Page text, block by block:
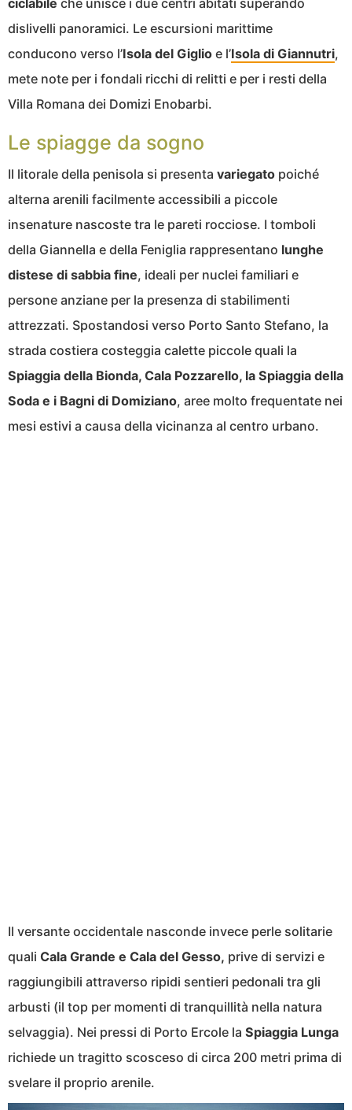
ciclabile che unisce i due centri abitati superando
dislivelli panoramici. Le escursioni marittime
conducono verso l’Isola del Giglio e l’Isola di Giannutri,
mete note per i fondali ricchi di relitti e per i resti della
Villa Romana dei Domizi Enobarbi.
Le spiagge da sogno
Il litorale della penisola si presenta variegato poiché
alterna arenili facilmente accessibili a piccole
insenature nascoste tra le pareti rocciose. I tomboli
della Giannella e della Feniglia rappresentano lunghe
distese di sabbia fine, ideali per nuclei familiari e
persone anziane per la presenza di stabilimenti
attrezzati. Spostandosi verso Porto Santo Stefano, la
strada costiera costeggia calette piccole quali la
Spiaggia della Bionda, Cala Pozzarello, la Spiaggia della
Soda e i Bagni di Domiziano, aree molto frequentate nei
mesi estivi a causa della vicinanza al centro urbano.
Il versante occidentale nasconde invece perle solitarie
quali Cala Grande e Cala del Gesso, prive di servizi e
raggiungibili attraverso ripidi sentieri pedonali tra gli
arbusti (il top per momenti di tranquillità nella natura
selvaggia). Nei pressi di Porto Ercole la Spiaggia Lunga
richiede un tragitto scosceso di circa 200 metri prima di
svelare il proprio arenile.